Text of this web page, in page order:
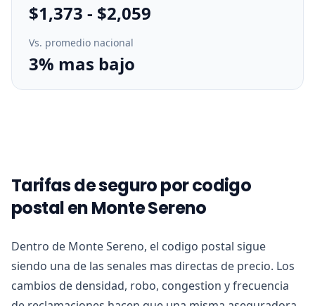
$1,373 - $2,059
Vs. promedio nacional
3% mas bajo
Tarifas de seguro por codigo
postal en Monte Sereno
Dentro de Monte Sereno, el codigo postal sigue
siendo una de las senales mas directas de precio. Los
cambios de densidad, robo, congestion y frecuencia